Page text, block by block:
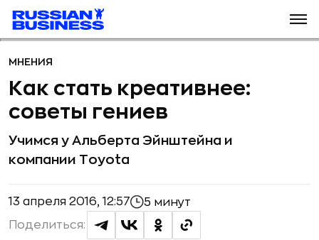
МНЕНИЯ
Как стать креативнее:
советы гениев
Учимся у Альберта Эйнштейна и
компании Toyota
13 апреля 2016, 12:57 5 минут
Поделиться: